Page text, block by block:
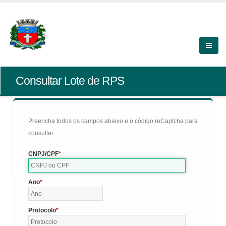
Consultar Lote de RPS
Preencha todos os campos abaixo e o código reCaptcha para
consultar.
CNPJ/CPF
Ano
Protocolo